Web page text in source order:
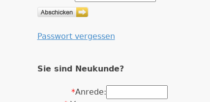
Passwort vergessen
Sie sind Neukunde?
*Anrede: